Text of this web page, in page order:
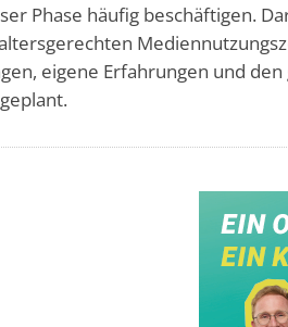
Phase häufig beschäftigen.
eigene Erfahrungen und